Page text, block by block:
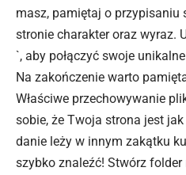
masz, pamiętaj o przypisaniu
stronie charakter oraz wyraz.
`, aby połączyć swoje
Na zakończenie warto
Właściwe przechowywanie
sobie, że Twoja strona jest
danie leży w innym zakątku
szybko znaleźć! Stwórz